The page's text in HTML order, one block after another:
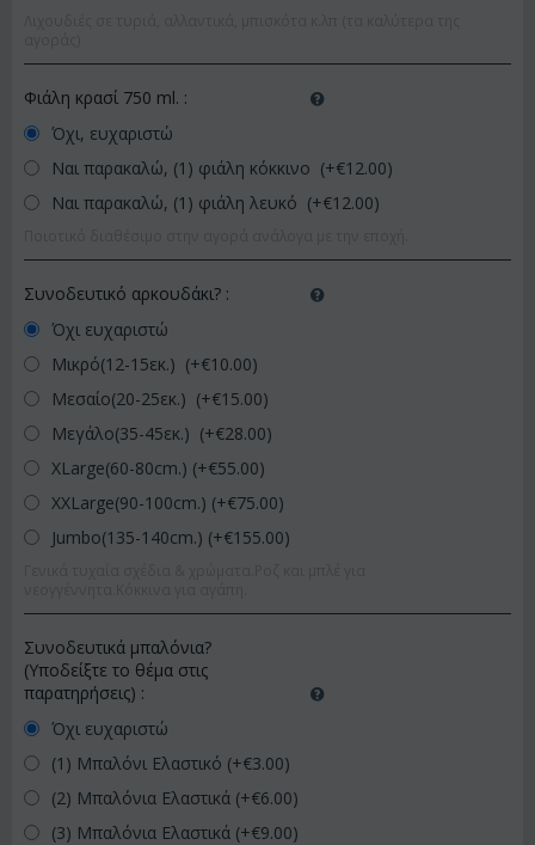
Φιάλη κρασί 750 ml. :
Όχι, ευχαριστώ
Ναι παρακαλώ, (1) φιάλη κόκκινο (+€12.00)
Ναι παρακαλώ, (1) φιάλη λευκό (+€12.00)
Συνοδευτικό αρκουδάκι? :
Όχι ευχαριστώ
Μικρό(12-15εκ.) (+€10.00)
Μεσαίο(20-25εκ.) (+€15.00)
Μεγάλο(35-45εκ.) (+€28.00)
XLarge(60-80cm.) (+€55.00)
XXLarge(90-100cm.) (+€75.00)
Jumbo(135-140cm.) (+€155.00)
Συνοδευτικά μπαλόνια?
(Υποδείξτε το θέμα στις
παρατηρήσεις) :
Όχι ευχαριστώ
(1) Μπαλόνι Ελαστικό (+€3.00)
(2) Μπαλόνια Ελαστικά (+€6.00)
(3) Μπαλόνια Ελαστικά (+€9.00)